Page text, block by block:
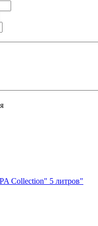
Collection" 5 литров"